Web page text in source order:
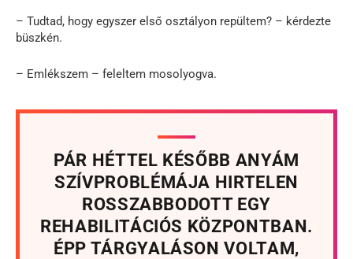
– Tudtad, hogy egyszer első osztályon repültem? – kérdezte
büszkén.
– Emlékszem – feleltem mosolyogva.
PÁR HÉTTEL KÉSŐBB ANYÁM
SZÍVPROBLÉMÁJA HIRTELEN
ROSSZABBODOTT EGY
REHABILITÁCIÓS KÖZPONTBAN.
ÉPP TÁRGYALÁSON VOLTAM,